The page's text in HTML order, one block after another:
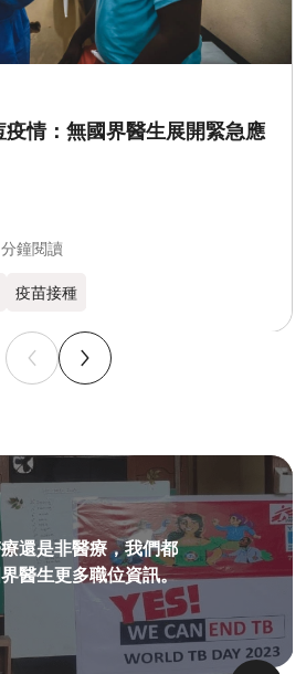
情：無國界醫生展開緊急應
鐘閱讀
疫苗接種
還是非醫療，我們都
醫生更多職位資訊。​